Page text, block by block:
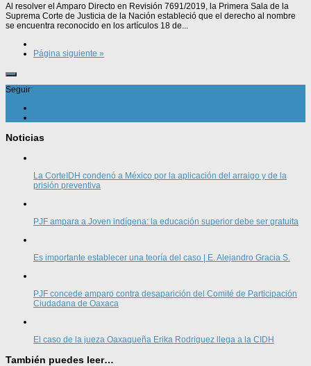
Al resolver el Amparo Directo en Revisión 7691/2019, la Primera Sala de la
Suprema Corte de Justicia de la Nación estableció que el derecho al nombre
se encuentra reconocido en los artículos 18 de...
Página siguiente »
Seguir:
Noticias
La CorteIDH condenó a México por la aplicación del arraigo y de la
prisión preventiva
PJF ampara a Joven indígena: la educación superior debe ser gratuita
Es importante establecer una teoría del caso | E. Alejandro Gracia S.
PJF concede amparo contra desaparición del Comité de Participación
Ciudadana de Oaxaca
El caso de la jueza Oaxaqueña Erika Rodriguez llega a la CIDH
También puedes leer…